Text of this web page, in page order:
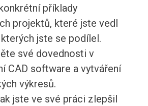
příklady
projektů, které jste vedl
jste se podílel.
své dovednosti v
CAD software a vytváření
výkresů.
jste ve své práci zlepšil